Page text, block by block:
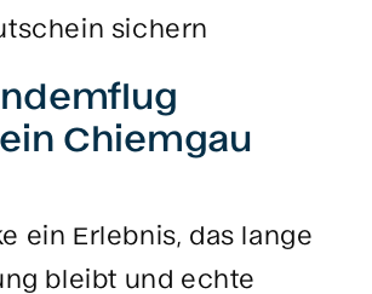
sichern
Chiemgau
ein Erlebnis, das lange
bleibt und echte